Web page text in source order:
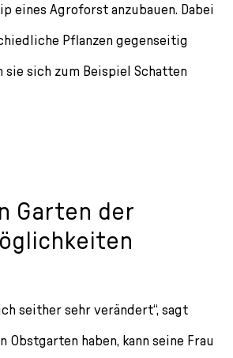
eines Agroforst anzubauen. Dabei
Pflanzen gegenseitig
sie sich zum Beispiel Schatten
Garten der
seither sehr verändert“, sagt
Obstgarten haben, kann seine Frau